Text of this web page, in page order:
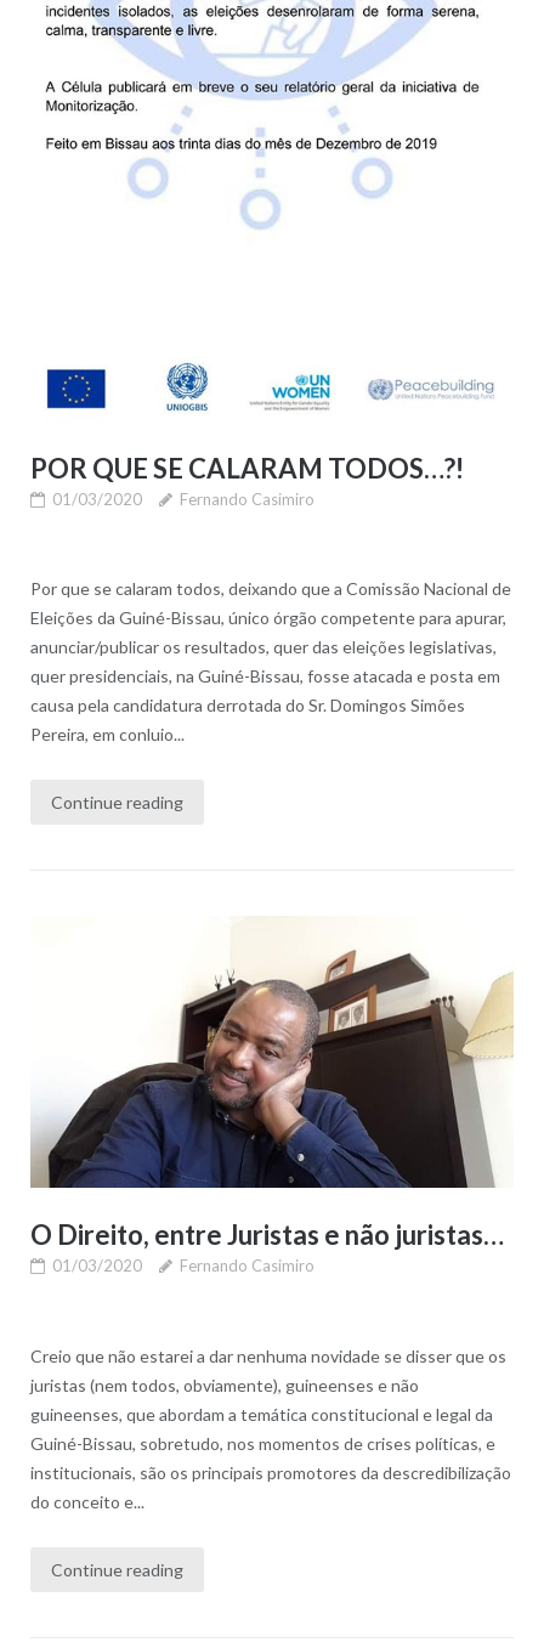
POR QUE SE CALARAM TODOS…?!
01/03/2020 Fernando Casimiro
Por que se calaram todos, deixando que a Comissão Nacional de
Eleições da Guiné-Bissau, único órgão competente para apurar,
anunciar/publicar os resultados, quer das eleições legislativas,
quer presidenciais, na Guiné-Bissau, fosse atacada e posta em
causa pela candidatura derrotada do Sr. Domingos Simões
Pereira, em conluio...
Continue reading
O Direito, entre Juristas e não juristas…
01/03/2020 Fernando Casimiro
Creio que não estarei a dar nenhuma novidade se disser que os
juristas (nem todos, obviamente), guineenses e não
guineenses, que abordam a temática constitucional e legal da
Guiné-Bissau, sobretudo, nos momentos de crises políticas, e
institucionais, são os principais promotores da descredibilização
do conceito e...
Continue reading